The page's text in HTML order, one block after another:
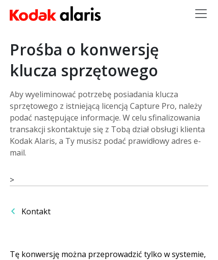
Prośba o konwersję
klucza sprzętowego
Aby wyeliminować potrzebę posiadania klucza
sprzętowego z istniejącą licencją Capture Pro, należy
podać następujące informacje. W celu sfinalizowania
transakcji skontaktuje się z Tobą dział obsługi klienta
Kodak Alaris, a Ty musisz podać prawidłowy adres e-
mail.
>
Kontakt
Tę konwersję można przeprowadzić tylko w systemie,